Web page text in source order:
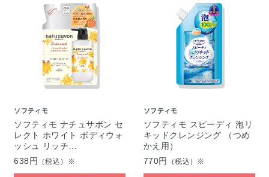
ソフティモ
ソフティモ ナチュサボン セ
レクト ホワイト ボディウォ
ッシュ リッチ…
638円
（税込）※
ソフティモ
ソフティモ スピーディ 泡リ
キッドクレンジング （つめ
かえ用）
770円
（税込）※